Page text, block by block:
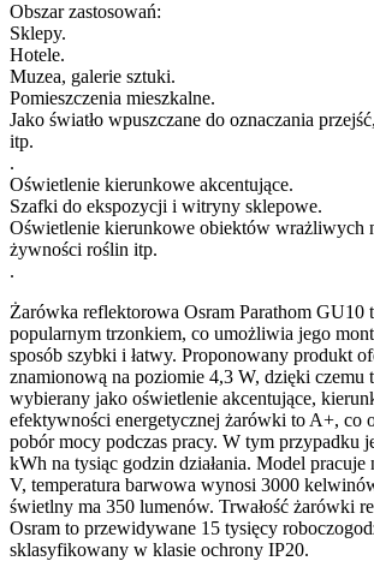
Obszar zastosowań:
Sklepy.
Hotele.
Muzea, galerie sztuki.
Pomieszczenia mieszkalne.
Jako światło wpuszczane do oznaczania
itp.
.
Oświetlenie kierunkowe akcentujące.
Szafki do ekspozycji i witryny sklepowe.
Oświetlenie kierunkowe obiektów wrażliwych
żywności roślin itp.
.
Żarówka reflektorowa Osram Parathom GU10
popularnym trzonkiem, co umożliwia jego
sposób szybki i łatwy. Proponowany produkt
znamionową na poziomie 4,3 W, dzięki czemu
wybierany jako oświetlenie akcentujące,
efektywności energetycznej żarówki to A+, co
pobór mocy podczas pracy. W tym przypadku
kWh na tysiąc godzin działania. Model pracuje
V, temperatura barwowa wynosi 3000
świetlny ma 350 lumenów. Trwałość żarówki
Osram to przewidywane 15 tysięcy
sklasyfikowany w klasie ochrony IP20.